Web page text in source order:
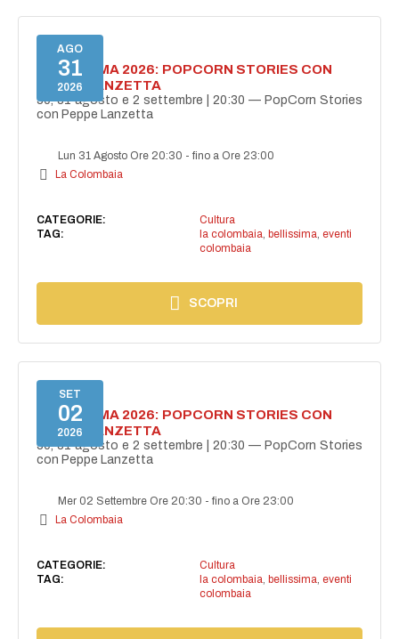
AGO
31
2026
BELLISSIMA 2026: POPCORN STORIES CON
PEPPE LANZETTA
30, 31 agosto e 2 settembre | 20:30 — PopCorn Stories
con Peppe Lanzetta
Lun 31 Agosto Ore 20:30 -fino a Ore 23:00
La Colombaia
CATEGORIE:
Cultura
TAG:
la colombaia, bellissima, eventi
colombaia
SCOPRI
SET
02
2026
BELLISSIMA 2026: POPCORN STORIES CON
PEPPE LANZETTA
30, 31 agosto e 2 settembre | 20:30 — PopCorn Stories
con Peppe Lanzetta
Mer 02 Settembre Ore 20:30 -fino a Ore 23:00
La Colombaia
CATEGORIE:
Cultura
TAG:
la colombaia, bellissima, eventi
colombaia